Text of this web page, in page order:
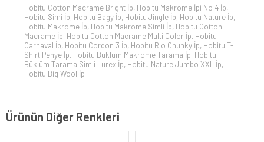
Hobitu Cotton Macrame Bright İp, Hobitu Makrome İpi No 4 İp,
Hobitu Simi İp, Hobitu Bagy İp, Hobitu Jingle İp, Hobitu Nature İp,
Hobitu Makrome İp, Hobitu Makrome Simli İp, Hobitu Cotton
Macrame İp, Hobitu Cotton Macrame Multi Color İp, Hobitu
Carnaval İp, Hobitu Cordon 3 İp, Hobitu Rio Chunky İp, Hobitu T-
Shirt Penye İp, Hobitu Büklüm Makrome Tarama İp, Hobitu
Büklüm Tarama Simli Lurex İp, Hobitu Nature Jumbo XXL İp,
Hobitu Big Wool İp
Ürünün Diğer Renkleri